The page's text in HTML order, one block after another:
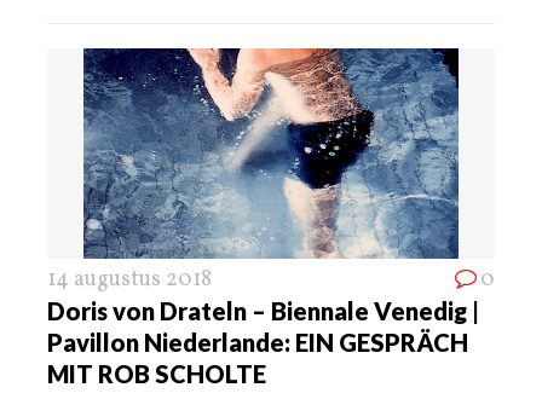
14 augustus 2018 0
Doris von Drateln – Biennale Venedig |
Pavillon Niederlande: EIN GESPRÄCH
MIT ROB SCHOLTE